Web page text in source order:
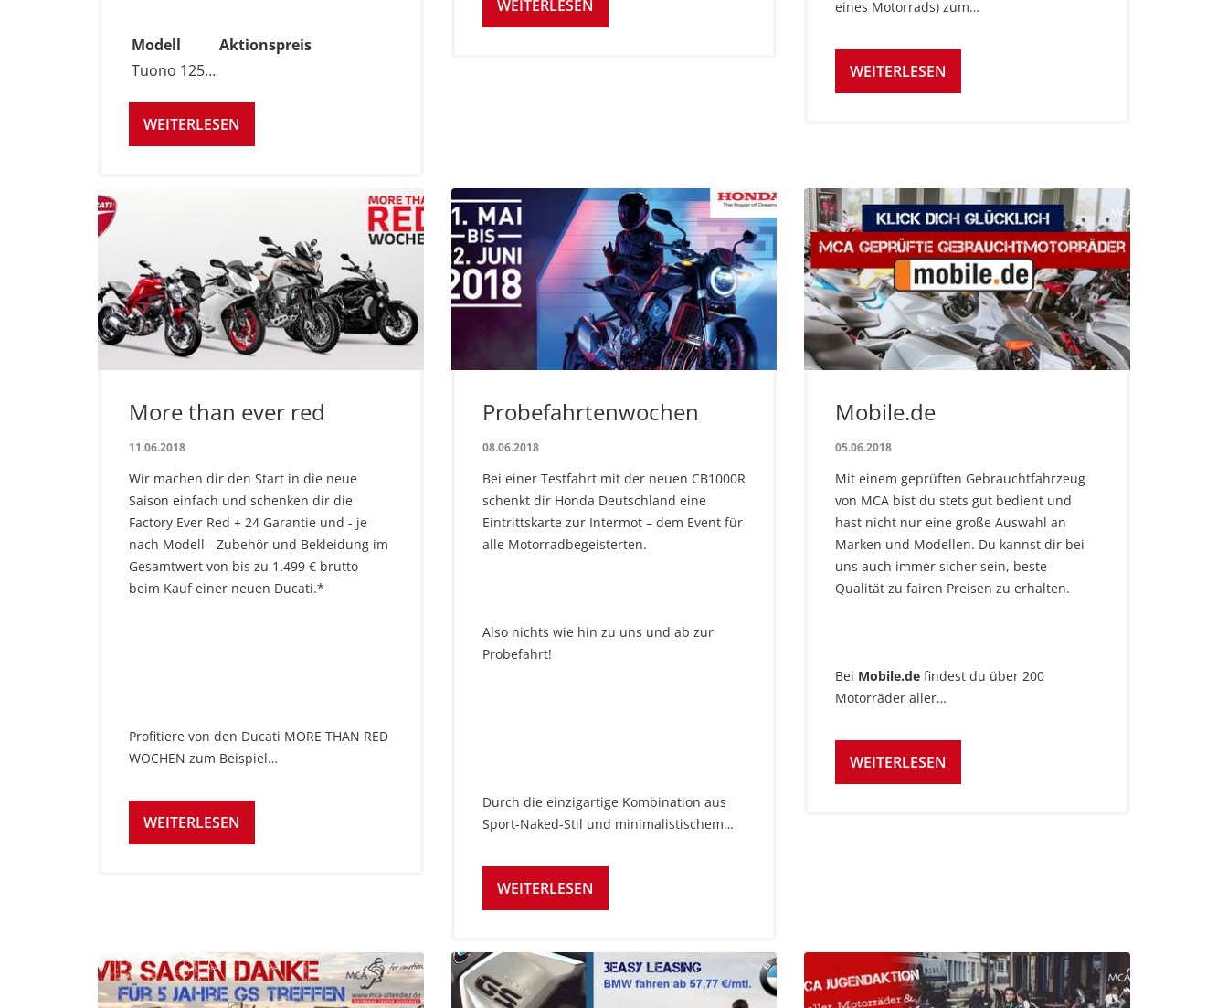
Modell
Aktionspreis
Tuono 125…
WEITERLESEN
WEITERLESEN
eines Motorrads) zum…
WEITERLESEN
More than ever red
11.06.2018
Wir machen dir den Start in die neue
Saison einfach und schenken dir die
Factory Ever Red + 24 Garantie und - je
nach Modell - Zubehör und Bekleidung im
Gesamtwert von bis zu 1.499 € brutto
beim Kauf einer neuen Ducati.*
Profitiere von den Ducati MORE THAN RED
WOCHEN zum Beispiel…
WEITERLESEN
Probefahrtenwochen
08.06.2018
Bei einer Testfahrt mit der neuen CB1000R
schenkt dir Honda Deutschland eine
Eintrittskarte zur Intermot – dem Event für
alle Motorradbegeisterten.
Also nichts wie hin zu uns und ab zur
Probefahrt!
Durch die einzigartige Kombination aus
Sport-Naked-Stil und minimalistischem…
WEITERLESEN
Mobile.de
05.06.2018
Mit einem geprüften Gebrauchtfahrzeug
von MCA bist du stets gut bedient und
hast nicht nur eine große Auswahl an
Marken und Modellen. Du kannst dir bei
uns auch immer sicher sein, beste
Qualität zu fairen Preisen zu erhalten.
Bei Mobile.de findest du über 200
Motorräder aller…
WEITERLESEN